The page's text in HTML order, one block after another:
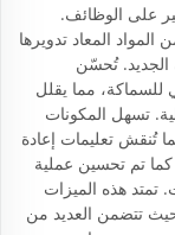
على الوظائف.
المعاد تدويرها
الجديد. تُحسّن
للسماكة، مما يقلل
تسهل المكونات
تُنقش تعليمات إعادة
تم تحسين عملية
تمتد هذه الميزات
حيث تتضمن العديد من